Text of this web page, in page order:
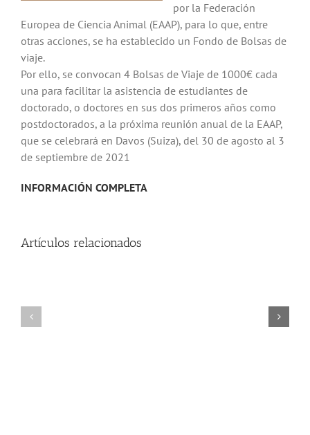
por la Federación
Europea de Ciencia Animal (EAAP), para lo que, entre
otras acciones, se ha establecido un Fondo de Bolsas de
viaje.
Por ello, se convocan 4 Bolsas de Viaje de 1000€ cada
una para facilitar la asistencia de estudiantes de
doctorado, o doctores en sus dos primeros años como
postdoctorados, a la próxima reunión anual de la EAAP,
que se celebrará en Davos (Suiza), del 30 de agosto al 3
de septiembre de 2021
INFORMACIÓN COMPLETA
Artículos relacionados